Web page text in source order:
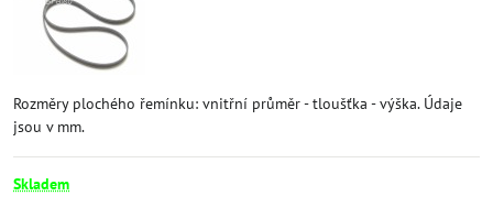
Rozměry plochého řemínku: vnitřní průměr - tloušťka - výška. Údaje
jsou v mm.
Skladem